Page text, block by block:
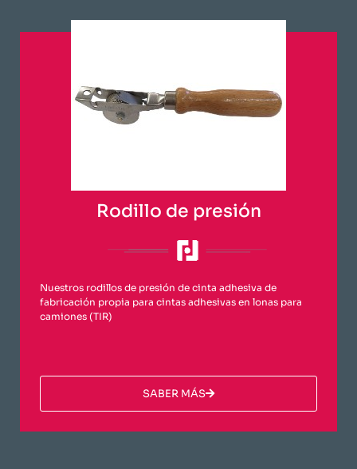
Rodillo de presión
Nuestros rodillos de presión de cinta adhesiva de
fabricación propia para cintas adhesivas en lonas para
camiones (TIR)
​SABER MÁS​